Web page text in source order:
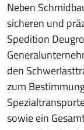
Neben
sicheren und
Spedition
den
zum
sowie ein